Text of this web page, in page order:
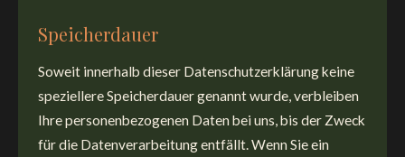
Speicherdauer
Soweit innerhalb dieser Datenschutzerklärung keine
speziellere Speicherdauer genannt wurde, verbleiben
Ihre personenbezogenen Daten bei uns, bis der Zweck
für die Datenverarbeitung entfällt. Wenn Sie ein